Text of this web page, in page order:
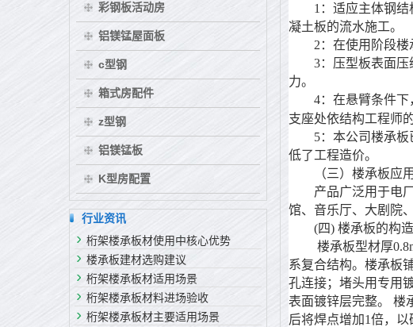
1：适应主体钢结构
凝土板的流水施工。
2：在使用阶段楼承
3：压型板表面压纹
力。
4：在悬臂条件下
支座处依结构工程师
5：本公司楼承板已
低了工程造价。
（三）楼承板应用
产品广泛用于电厂
馆、音乐厅、大剧院
(四) 楼承板的构造
楼承板型材厚0.8mm
系复合结构。楼承板
孔连接；堵头用专用
表面镀锌层完整。 楼
后将焊点增加1倍，
彩钢板活动房
铝镁锰屋面板
c型钢
箱式房配件
z型钢
铝镁锰板
K型房配置
行业资讯
桁架楼承板材使用中核心优势
楼承板建材选购建议
桁架楼承板材适用场景
桁架楼承板材料进场验收
桁架楼承板材主要适用场景